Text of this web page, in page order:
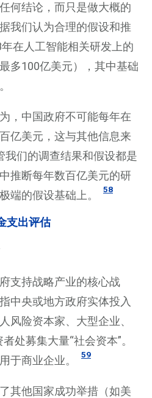
何结论，而只是做大概的
我们认为合理的假设和推
在人工智能相关研发上的
多100亿美元），其中基础
，中国政府不可能每年在
亿美元，这与其他信息来
我们的调查结果和假设都是
推断每年数百亿美元的研
端的假设基础上。
58
支出评估
支持战略产业的核心战
中央或地方政府实体投入
风险资本家、大型企业、
处募集大量“社会资本”。
于商业企业。
59
其他国家成功举措（如美